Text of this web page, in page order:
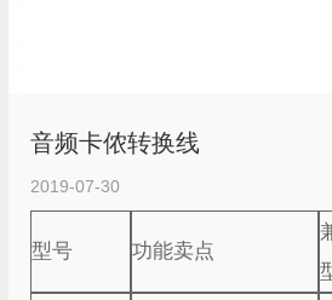
音频卡侬转换线
2019-07-30
型号 功能卖点